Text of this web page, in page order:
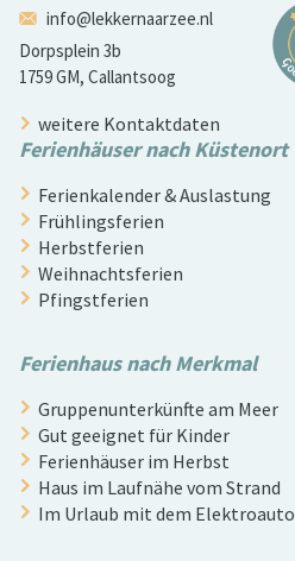
info@lekkernaarzee.nl
Dorpsplein 3b
1759 GM, Callantsoog
weitere Kontaktdaten
Ferienhäuser nach Küstenort
Ferienkalender & Auslastung
Frühlingsferien
Herbstferien
Weihnachtsferien
Pfingstferien
Ferienhaus nach Merkmal
Gruppenunterkünfte am Meer
Gut geeignet für Kinder
Ferienhäuser im Herbst
Haus im Laufnähe vom Strand
Im Urlaub mit dem Elektroauto